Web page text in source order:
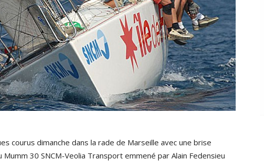
courus dimanche dans la rade de Marseille avec une brise
30 SNCM-Veolia Transport emmené par Alain Fedensieu